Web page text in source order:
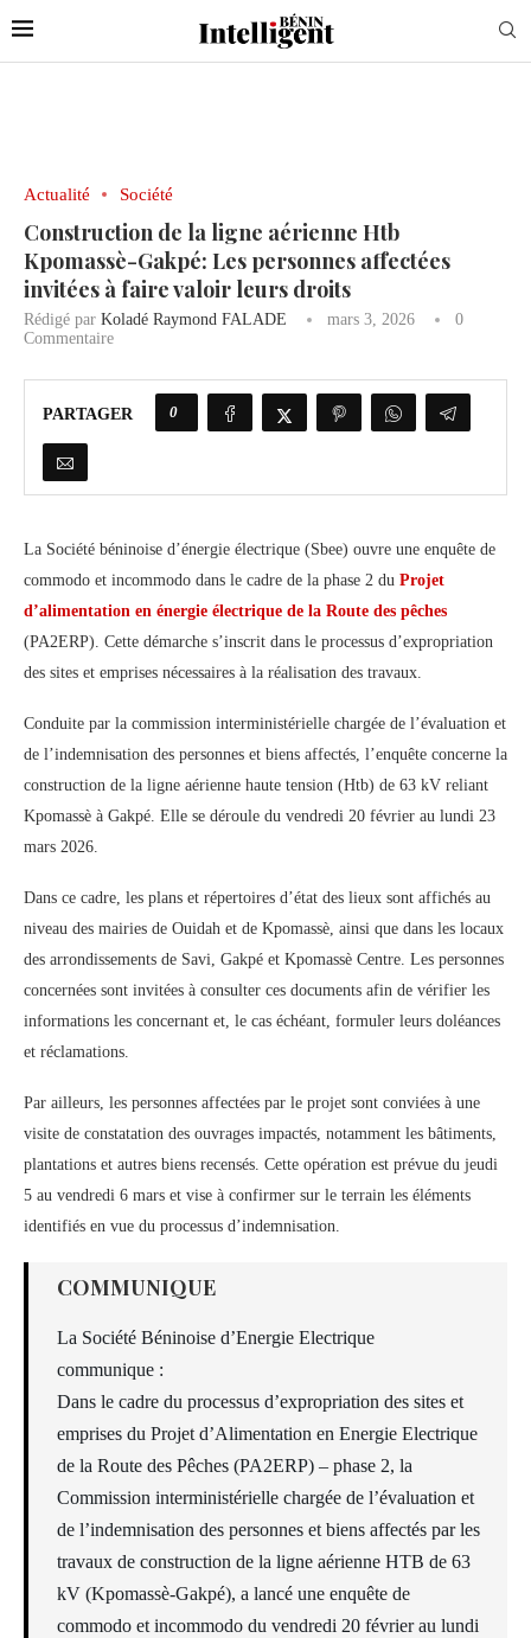
Actualité Société
Construction de la ligne aérienne Htb
Kpomassè-Gakpé: Les personnes affectées
invitées à faire valoir leurs droits
Rédigé par Koladé Raymond FALADE mars 3, 2026
0
Commentaire
PARTAGER 0
La Société béninoise d’énergie électrique (Sbee) ouvre une enquête de
commodo et incommodo dans le cadre de la phase 2 du Projet
d’alimentation en énergie électrique de la Route des pêches
(PA2ERP). Cette démarche s’inscrit dans le processus d’expropriation
des sites et emprises nécessaires à la réalisation des travaux.
Conduite par la commission interministérielle chargée de l’évaluation et
de l’indemnisation des personnes et biens affectés, l’enquête concerne la
construction de la ligne aérienne haute tension (Htb) de 63 kV reliant
Kpomassè à Gakpé. Elle se déroule du vendredi 20 février au lundi 23
mars 2026.
Dans ce cadre, les plans et répertoires d’état des lieux sont affichés au
niveau des mairies de Ouidah et de Kpomassè, ainsi que dans les locaux
des arrondissements de Savi, Gakpé et Kpomassè Centre. Les personnes
concernées sont invitées à consulter ces documents afin de vérifier les
informations les concernant et, le cas échéant, formuler leurs doléances
et réclamations.
Par ailleurs, les personnes affectées par le projet sont conviées à une
visite de constatation des ouvrages impactés, notamment les bâtiments,
plantations et autres biens recensés. Cette opération est prévue du jeudi
5 au vendredi 6 mars et vise à confirmer sur le terrain les éléments
identifiés en vue du processus d’indemnisation.
COMMUNIQUE
La Société Béninoise d’Energie Electrique
communique :
Dans le cadre du processus d’expropriation des sites et
emprises du Projet d’Alimentation en Energie Electrique
de la Route des Pêches (PA2ERP) – phase 2, la
Commission interministérielle chargée de l’évaluation et
de l’indemnisation des personnes et biens affectés par les
travaux de construction de la ligne aérienne HTB de 63
kV (Kpomassè-Gakpé), a lancé une enquête de
commodo et incommodo du vendredi 20 février au lundi